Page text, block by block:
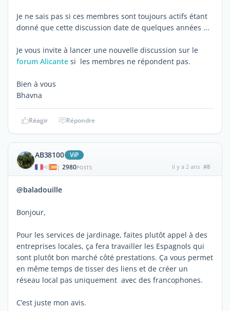
Je ne sais pas si ces membres sont toujours actifs étant
donné que cette discussion date de quelques années ...
Je vous invite à lancer une nouvelle discussion sur le
forum Alicante si les membres ne répondent pas.
Bien à vous
Bhavna
Réagir Répondre
AB38100 ViP
| 2980POSTS il y a 2 ans #8
@baladouille
Bonjour,
Pour les services de jardinage, faites plutôt appel à des
entreprises locales, ça fera travailler les Espagnols qui
sont plutôt bon marché côté prestations. Ça vous permet
en même temps de tisser des liens et de créer un
réseau local pas uniquement avec des francophones.
C’est juste mon avis.